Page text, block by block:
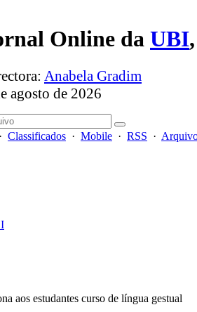
Online da UBI
Anabela Gradim
agosto de 2026
Classificados · Mobile · RSS ·
aos estudantes curso de língua gestual